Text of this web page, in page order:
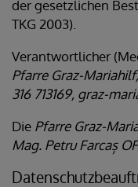
der gesetzlichen
TKG 2003).
Verantwortlicher
Pfarre Graz-
316 713169, graz-
Die Pfarre Graz-
Mag. Petru Farcaș